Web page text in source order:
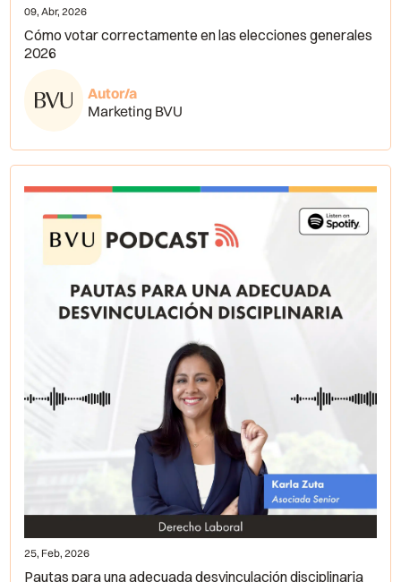
09, Abr, 2026
Cómo votar correctamente en las elecciones generales
2026
Autor/a
Marketing BVU
25, Feb, 2026
Pautas para una adecuada desvinculación disciplinaria